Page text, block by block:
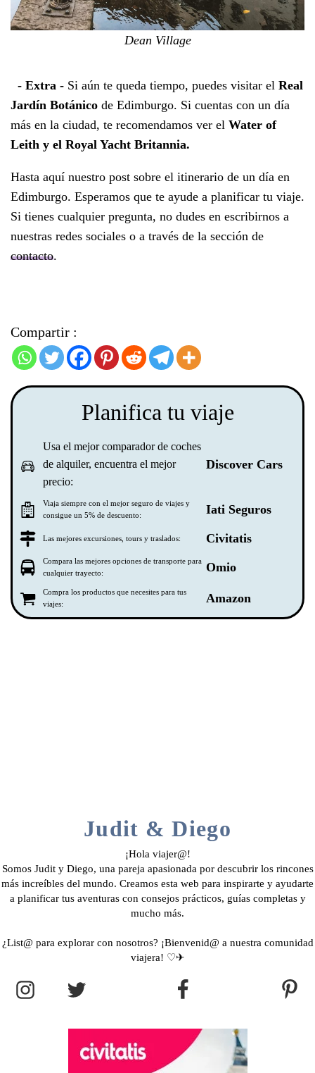
Dean Village
- Extra - Si aún te queda tiempo, puedes visitar el Real
Jardín Botánico de Edimburgo. Si cuentas con un día
más en la ciudad, te recomendamos ver el Water of
Leith y el Royal Yacht Britannia.
Hasta aquí nuestro post sobre el itinerario de un día en
Edimburgo. Esperamos que te ayude a planificar tu viaje.
Si tienes cualquier pregunta, no dudes en escribirnos a
nuestras redes sociales o a través de la sección de
contacto.
Compartir :
Planifica tu viaje
Usa el mejor comparador de coches
de alquiler, encuentra el mejor
precio:
Discover Cars
Viaja siempre con el mejor seguro de viajes y
consigue un 5% de descuento:
Iati Seguros
Las mejores excursiones, tours y traslados: Civitatis
Compara las mejores opciones de transporte para
cualquier trayecto:
Omio
Compra los productos que necesites para tus
viajes:
Amazon
Judit & Diego
¡Hola viajer@!
Somos Judit y Diego, una pareja apasionada por descubrir los rincones
más increíbles del mundo. Creamos esta web para inspirarte y ayudarte
a planificar tus aventuras con consejos prácticos, guías completas y
mucho más.
¿List@ para explorar con nosotros? ¡Bienvenid@ a nuestra comunidad
viajera! ♡✈︎